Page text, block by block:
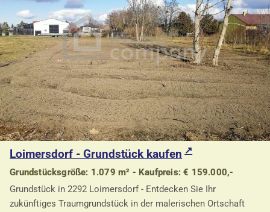
Loimersdorf - Grundstück kaufen
Grundstücksgröße: 1.079 m² - Kaufpreis: € 159.000,-
Grundstück in 2292 Loimersdorf - Entdecken Sie Ihr
zukünftiges Traumgrundstück in der malerischen Ortschaft